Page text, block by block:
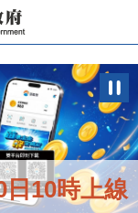
10時上線